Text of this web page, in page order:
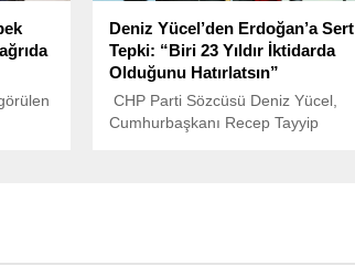
Deniz Yücel’den Erdoğan’a Sert
Tepki: “Biri 23 Yıldır İktidarda
Olduğunu Hatırlatsın”
CHP Parti Sözcüsü Deniz Yücel,
Cumhurbaşkanı Recep Tayyip